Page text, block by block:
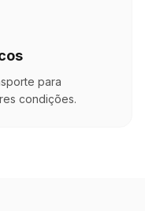
para
condições.